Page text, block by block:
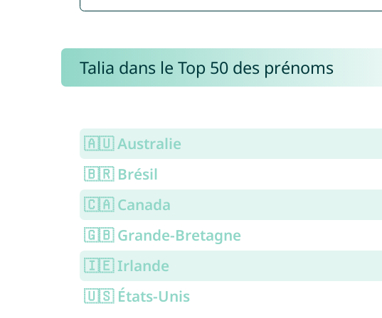
Talia dans le Top 50 des prénoms
🇦🇺 Australie
🇧🇷 Brésil
🇨🇦 Canada
🇬🇧 Grande-Bretagne
🇮🇪 Irlande
🇺🇸 États-Unis